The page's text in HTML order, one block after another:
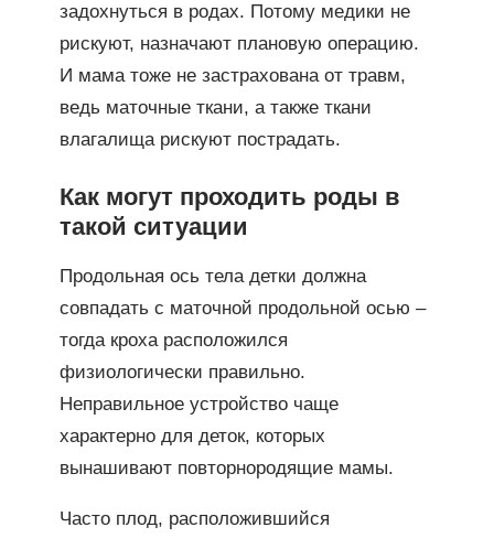
задохнуться в родах. Потому медики не
рискуют, назначают плановую операцию.
И мама тоже не застрахована от травм,
ведь маточные ткани, а также ткани
влагалища рискуют пострадать.
Как могут проходить роды в
такой ситуации
Продольная ось тела детки должна
совпадать с маточной продольной осью –
тогда кроха расположился
физиологически правильно.
Неправильное устройство чаще
характерно для деток, которых
вынашивают повторнородящие мамы.
Часто плод, расположившийся